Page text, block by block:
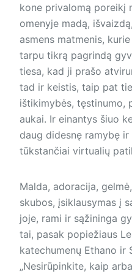
kone privalomą poreikį
omenyje madą,
asmens matmenis,
tarpu tikrą pagrindą
tiesa, kad ji prašo
tad ir keistis, taip pat
ištikimybės, tęstinumo,
aukai. Ir einantys šiuo
daug didesnę ramybę
tūkstančiai virtualių
Malda, adoracija,
skubos, įsiklausymas į
joje, rami ir sąžininga
tai, pasak popiežiaus
katechumenų Ethano ir
„Nesirūpinkite, kaip